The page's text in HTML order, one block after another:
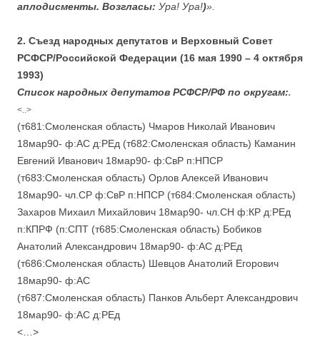
аплодисменты. Возгласы: Ура! Ура!)».
2. Съезд народных депутатов и Верховный Совет
РСФСР/Российской Федерации (16 мая 1990 – 4 октября
1993)
Список народных депутатов РСФСР/РФ по округам:.
<..>
(т681:Смоленская область) Чмаров Николай Иванович
18мар90- ф:АС д:РЕд (т682:Смоленская область) Каманин
Евгений Иванович 18мар90- ф:СвР п:НПСР
(т683:Смоленская область) Орлов Алексей Иванович
18мар90- чл.СР ф:СвР п:НПСР (т684:Смоленская область)
Захаров Михаил Михайлович 18мар90- чл.СН ф:КР д:РЕд
п:КПРФ (п:СПТ (т685:Смоленская область) Бобиков
Анатолий Александрович 18мар90- ф:АС д:РЕд
(т686:Смоленская область) Шевцов Анатолий Егорович
18мар90- ф:АС
(т687:Смоленская область) Панков Альберт Александрович
18мар90- ф:АС д:РЕд
<…>